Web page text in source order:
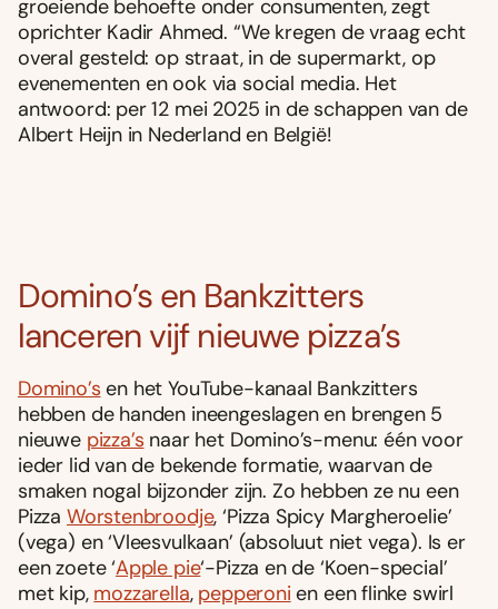
groeiende behoefte onder consumenten, zegt
oprichter Kadir Ahmed. “We kregen de vraag echt
overal gesteld: op straat, in de supermarkt, op
evenementen en ook via social media. Het
antwoord: per 12 mei 2025 in de schappen van de
Albert Heijn in Nederland en België!
Domino’s en Bankzitters
lanceren vijf nieuwe pizza’s
Domino’s en het YouTube-kanaal Bankzitters
hebben de handen ineengeslagen en brengen 5
nieuwe pizza’s naar het Domino’s-menu: één voor
ieder lid van de bekende formatie, waarvan de
smaken nogal bijzonder zijn. Zo hebben ze nu een
Pizza Worstenbroodje, ‘Pizza Spicy Margheroelie’
(vega) en ‘Vleesvulkaan’ (absoluut niet vega). Is er
een zoete ‘Apple pie‘-Pizza en de ‘Koen-special’
met kip, mozzarella, pepperoni en een flinke swirl